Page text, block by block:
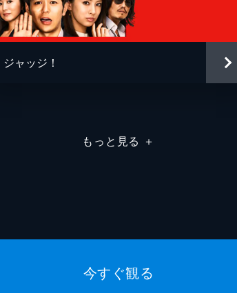
ジャッジ！
もっと見る ＋
今すぐ観る